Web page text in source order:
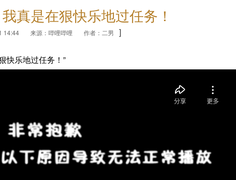
真是在狠快乐地过任务！
14:44 来源：哔哩哔哩 作者：二男 ]
快乐地过任务！”